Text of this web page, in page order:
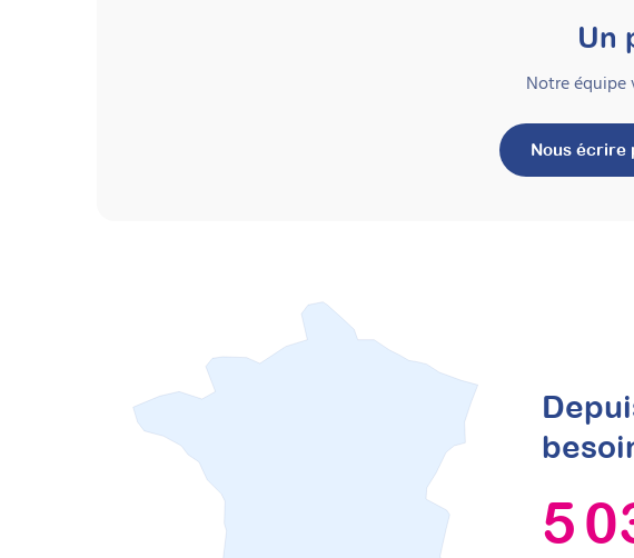
Un
Notre équipe
Nous écrire
5